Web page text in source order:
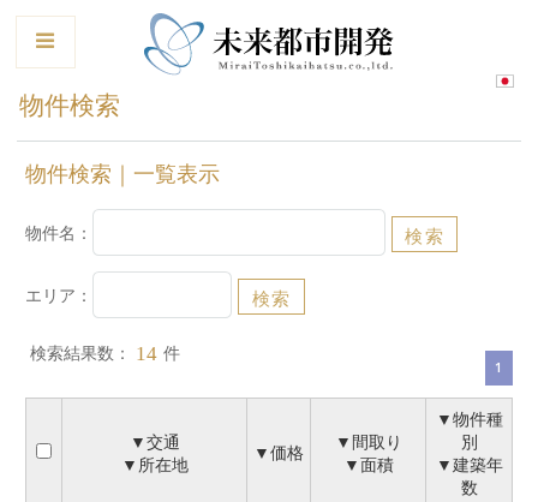
物件検索
物件検索｜一覧表示
物件名：
エリア：
検索結果数： 14 件
1
▼交通
▼所在地
▼価格
▼間取り
▼面積
▼物件種
別
▼建築年
数